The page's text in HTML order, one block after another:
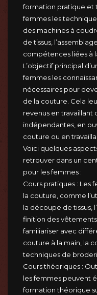
formation pratique et
femmes les
des machines à
de tissus,
compétences liées à
L’objectif principal
femmes les
nécessaires pour
de la couture. Cela
revenus en
indépendantes, en
couture ou en
Voici quelques
retrouver dans un
pour les femmes :
Cours pratiques : Les
la couture, comme
la découpe de tissus,
finition des
familiariser avec
couture à la main, la
techniques de
Cours théoriques :
les femmes peuvent
formation théorique